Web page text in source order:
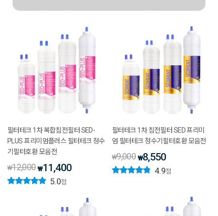
필터테크 1차 복합침전필터 SED-
PLUS 프리미엄플러스 필터테크 정수
기필터호환 모음전
₩12,000 ₩11,400
5.0점
필터테크 1차 침전필터 SED 프리미
엄 필터테크 정수기필터호환 모음전
₩9,000 ₩8,550
4.9점